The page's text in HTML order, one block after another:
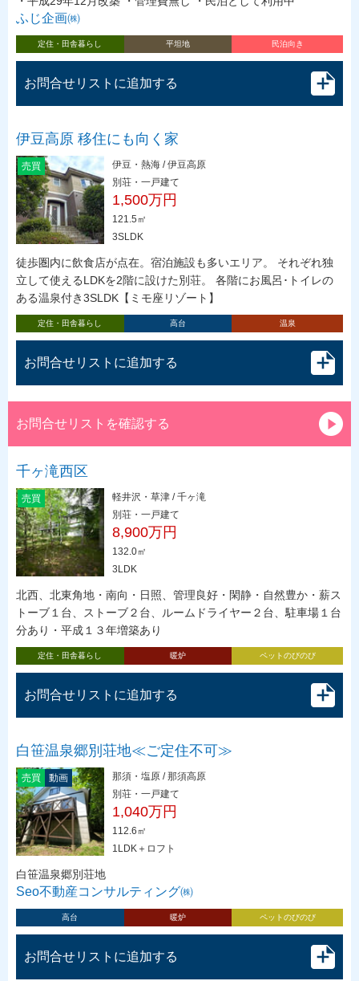
ふじ企画㈱
定住・田舎暮らし 平坦地 民泊向き
お問合せリストに追加する
伊豆高原 移住にも向く家
売買
伊豆・熱海 / 伊豆高原
別荘・一戸建て
1,500万円
121.5㎡
3SLDK
徒歩圏内に飲食店が点在。宿泊施設も多いエリア。 それぞれ独
立して使えるLDKを2階に設けた別荘。 各階にお風呂･トイレの
ある温泉付き3SLDK【ミモ座リゾート】
定住・田舎暮らし 高台 温泉
お問合せリストに追加する
お問合せリストを確認する
千ヶ滝西区
売買
軽井沢・草津 / 千ヶ滝
別荘・一戸建て
8,900万円
132.0㎡
3LDK
北西、北東角地・南向・日照、管理良好・閑静・自然豊か・薪ス
トーブ１台、ストーブ２台、ルームドライヤー２台、駐車場１台
分あり・平成１３年増築あり
定住・田舎暮らし 暖炉 ペットのびのび
お問合せリストに追加する
白笹温泉郷別荘地≪ご定住不可≫
売買 動画
那須・塩原 / 那須高原
別荘・一戸建て
1,040万円
112.6㎡
1LDK＋ロフト
白笹温泉郷別荘地
Seo不動産コンサルティング㈱
高台 暖炉 ペットのびのび
お問合せリストに追加する